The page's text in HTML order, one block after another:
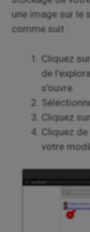
une image sur le
comme suit :
Cliquez
de
s’ouvre
Cliquez
Cliquez
votre